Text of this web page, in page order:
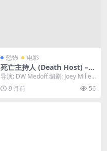
恐怖 电影
死亡主持人 (Death Host) – 2
025 – 恐怖/惊悚 – 1080P秒开
无压力 – 夸克网盘/百度网盘
免费下载 | 4ho电影资源
导演: DW Medoff 编剧: Joey Miller
资源下载：死亡主持人...
9 月前 56